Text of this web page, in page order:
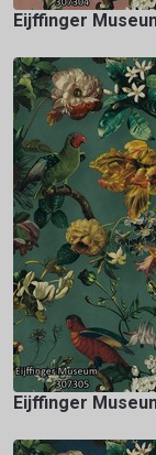
Eijffinger
Eijffinger